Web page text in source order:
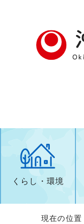
くらし・環境
現在の位